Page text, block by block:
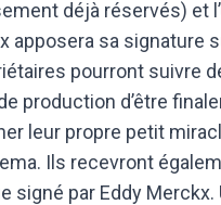
déjà réservés) et
apposera sa signature
pourront suivre
production d’être
leur propre petit
Ils recevront
signé par Eddy Merckx.